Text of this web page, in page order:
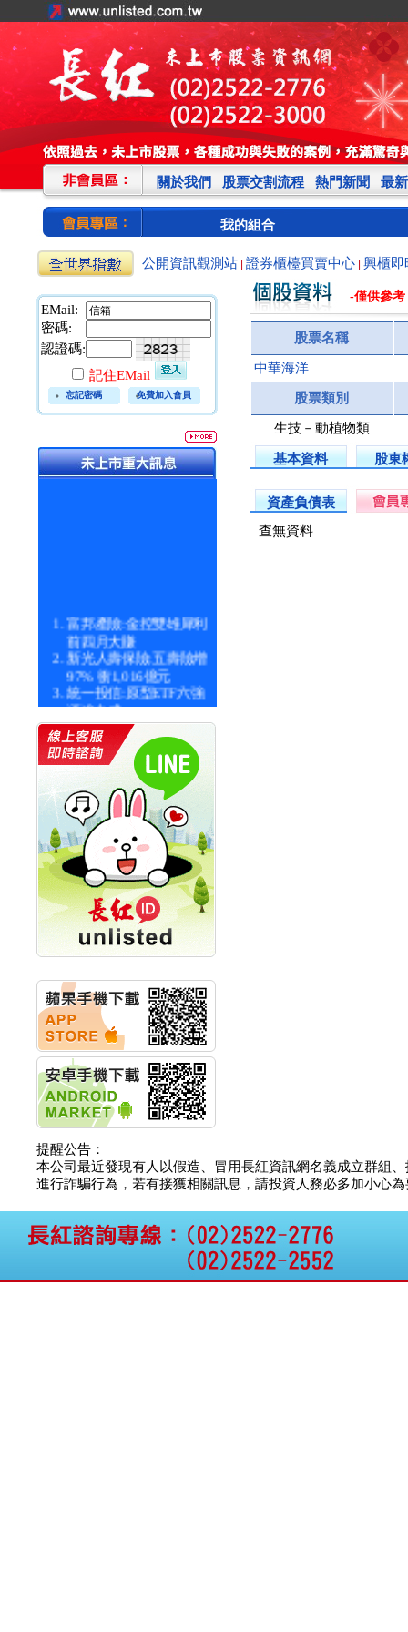
關於我們 股票交割流程 熱門新聞 最
我的組合
公開資訊觀測站 證券櫃檯買賣中心 興櫃即
EMail:
密碼:
認證碼:
記住EMail
忘記密碼 免費加入會員
富邦產險:金控雙雄犀利
前四月大賺
新光人壽保險:五壽險增
97% 衝1,016億元
統一投信:原型ETF六強
漲逾九成
統一投信:主動式ETF溢
價 被盯上
新光人壽保險:新壽Q1外
價金將達996億
宇辰系統科技:宇辰業績
創新高 啟動興櫃轉上櫃
計畫
明緯企業:明緯永續科技
競賽 以電源驅動善的力
量
秀育企業:秀育SHO-U儲
能系統 獲國內首張CNS
認證
聯博投信:聯博00404A
華旭先進:代重要子公司
碩通散熱股份有限公司
公告董事會通過發言人
及代理發
華旭先進:代重要子公司
碩通散熱股份有限公司
公告董事會決議發行員
工認股權
華旭先進:代重要子公司
公告董事會追認113年
向關係
華旭先進:代重要子公司
公告向關係人取得使用
權資產
仁新醫藥:代重要子公司
-僅供參考
股票名稱
中華海洋
股票類別
生技－動植物類
基本資料 股東
資產負債表
查無資料
提醒公告：
本公司最近發現有人以假造、冒用長紅資訊網名義成立群組
進行詐騙行為，若有接獲相關訊息，請投資人務必多加小心